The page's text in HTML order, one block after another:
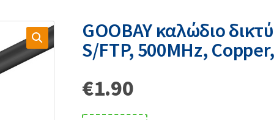
GOOBAY καλώδιο
S/FTP, 500MHz,
€1.90